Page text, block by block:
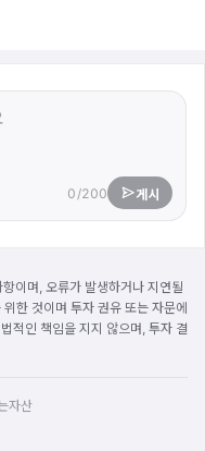
0/200 게시
이며, 오류가 발생하거나 지연될
한 것이며 투자 권유 또는 자문에
적인 책임을 지지 않으며, 투자 결
자산